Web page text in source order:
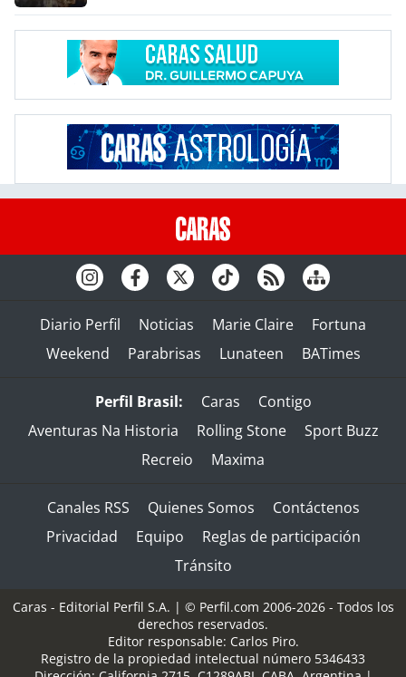
Diario Perfil Noticias Marie Claire
Fortuna
Weekend
Parabrisas Lunateen BATimes
Perfil Brasil: Caras
Contigo
Aventuras Na Historia
Rolling Stone
Sport Buzz
Recreio
Maxima
Canales RSS Quienes Somos
Contáctenos
Privacidad
Equipo
Reglas de participación
Tránsito
Caras - Editorial Perfil S.A. | © Perfil.com 2006-2026 - Todos los
derechos reservados.
Editor responsable: Carlos Piro.
Registro de la propiedad intelectual número 5346433